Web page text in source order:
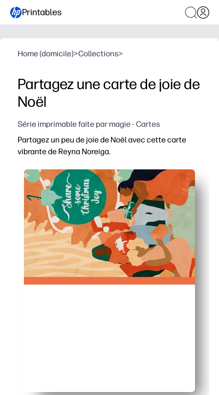
Printables
Home (domicile)>Collections>
Partagez une carte de joie de
Noël
Série imprimable faite par magie - Cartes
Partagez un peu de joie de Noël avec cette carte
vibrante de Reyna Noreiga.
Imprimez, pliez et envoyez en quelques minutes -
Les couleurs approuvées par les enfants et l'art
Facile pour les salles de classe et les familles -
Fonctionne avec n'importe quelle imprimante